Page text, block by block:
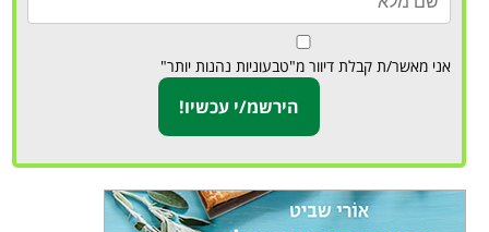
אני מאשר/ת קבלת דיוור מ"טבעוניות נהנות יותר"